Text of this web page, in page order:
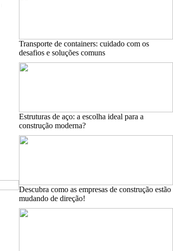
Transporte de containers: cuidado com os
desafios e soluções comuns
Estruturas de aço: a escolha ideal para a
construção moderna?
Descubra como as empresas de construção estão
mudando de direção!